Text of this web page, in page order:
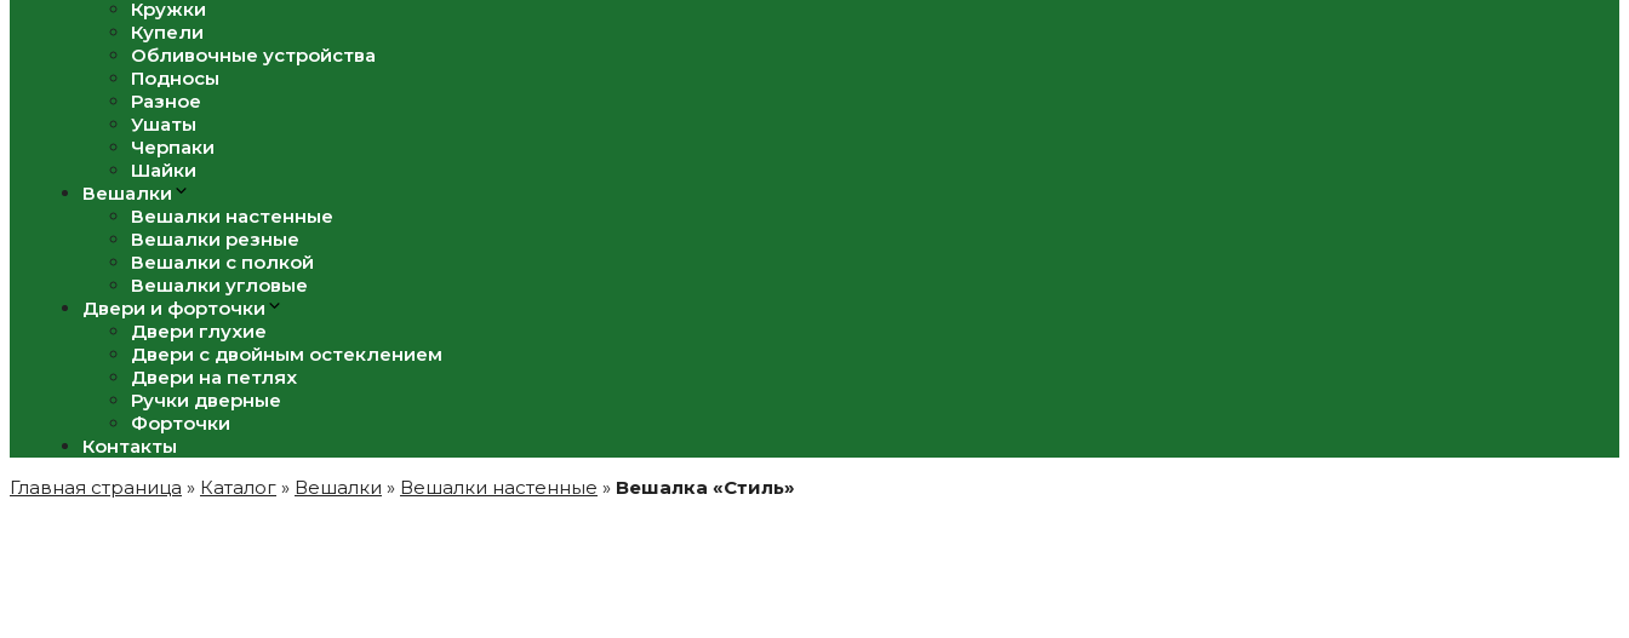
Кружки
Купели
Обливочные устройства
Подносы
Разное
Ушаты
Черпаки
Шайки
Вешалки
Вешалки настенные
Вешалки резные
Вешалки с полкой
Вешалки угловые
Двери и форточки
Двери глухие
Двери с двойным остеклением
Двери на петлях
Ручки дверные
Форточки
Контакты
Главная страница » Каталог » Вешалки » Вешалки настенные » Вешалка «Стиль»